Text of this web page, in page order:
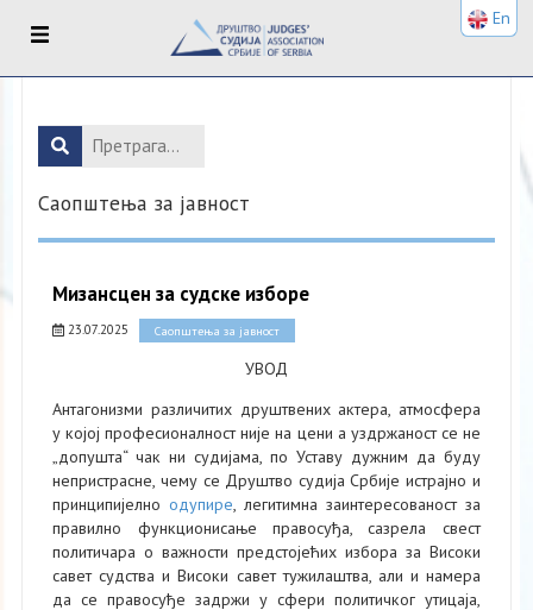
Саопштења за јавност
Мизансцен за судске изборе
23.07.2025 Саопштења за јавност
УВОД
Антагонизми различитих друштвених актера, атмосфера
у којој професионалност није на цени а уздржаност се не
„допушта“ чак ни судијама, по Уставу дужним да буду
непристрасне, чему се Друштво судија Србије истрајно и
принципијелноодупире, легитимна заинтересованост за
правилно функционисање правосуђа, сазрела свест
политичара о важности предстојећих избора за Високи
савет судства и Високи савет тужилаштва, али и намера
да се правосуђе задржи у сфери политичког утицаја,
En